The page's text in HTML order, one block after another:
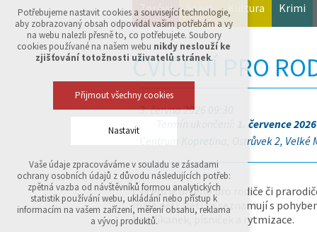
Zprávy Sport Kultura Krimi
CVIČENÍ PRO
3. června 2026 09:30
1. července 2026
Centrum Kopretina, Ostrůvek 2, Velké
Cvičení je určeno pro rodiče či
malé děti. Děti se seznamují s
her, říkanek, písniček a rytmizace.
Potřebujeme nastavit cookies a související technologie,
aby zobrazovaný obsah odpovídal vašim potřebám a vy
na webu nalezli přesně to, co potřebujete. Soubory
cookies používané na našem webu nikdy neslouží ke
zjišťování totožnosti uživatelů stránek.
Přijmout všechny cookies
Nastavit
Technická cookies
nutná pro provozování webu
udržení kontextu stránek (session): případná
přihlášení, volby jazyka, apod.
Vaše údaje zpracováváme v souladu se zásadami
ochrany osobních údajů z důvodu následujících potřeb:
zpětná vazba od návštěvníků formou analytických
statistik používání webu, ukládání nebo přístup k
informacím na vašem zařízení, měření obsahu, reklama
a vývoj produktů.